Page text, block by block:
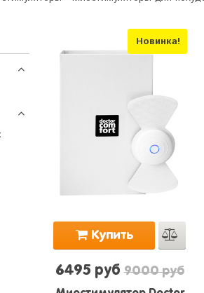
Новинка!
Купить
6495 руб9000 руб